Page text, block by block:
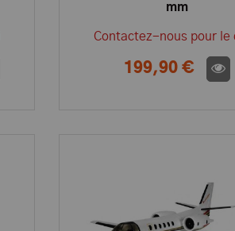
mm
Contactez-nous pour le
199,90 €